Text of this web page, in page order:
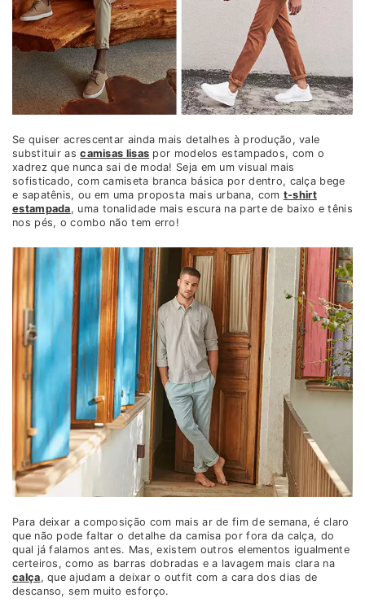
Se quiser acrescentar ainda mais detalhes à produção, vale
substituir ascamisas lisas por modelos estampados, com o
xadrez que nunca sai de moda! Seja em um visual mais
sofisticado, com camiseta branca básica por dentro, calça bege
e sapatênis, ou em uma proposta mais urbana, com t-shirt
estampada, uma tonalidade mais escura na parte de baixo e tênis
nos pés, o combo não tem erro!
Para deixar a composição com mais ar de fim de semana, é claro
que não pode faltar o detalhe da camisa por fora da calça, do
qual já falamos antes. Mas, existem outros elementos igualmente
certeiros, como as barras dobradas e a lavagem mais clara na
calça, que ajudam a deixar o outfit com a cara dos dias de
descanso, sem muito esforço.